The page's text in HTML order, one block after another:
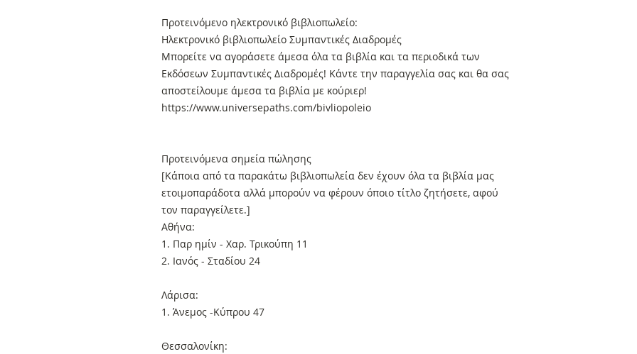
Προτεινόμενο ηλεκτρονικό βιβλιοπωλείο:
Ηλεκτρονικό βιβλιοπωλείο Συμπαντικές Διαδρομές
Μπορείτε να αγοράσετε άμεσα όλα τα βιβλία και τα περιοδικά των
Εκδόσεων Συμπαντικές Διαδρομές! Κάντε την παραγγελία σας και θα σας
αποστείλουμε άμεσα τα βιβλία με κούριερ!
https://www.universepaths.com/bivliopoleio
Προτεινόμενα σημεία πώλησης
[Κάποια από τα παρακάτω βιβλιοπωλεία δεν έχουν όλα τα βιβλία μας
ετοιμοπαράδοτα αλλά μπορούν να φέρουν όποιο τίτλο ζητήσετε, αφού
τον παραγγείλετε.]
Αθήνα:
1. Παρ ημίν - Χαρ. Τρικούπη 11
2. Ιανός - Σταδίου 24
Λάρισα:
1. Άνεμος -Κύπρου 47
Θεσσαλονίκη: